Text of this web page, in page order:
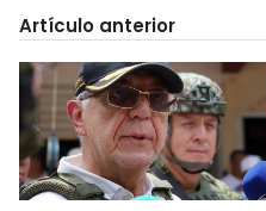
Artículo anterior